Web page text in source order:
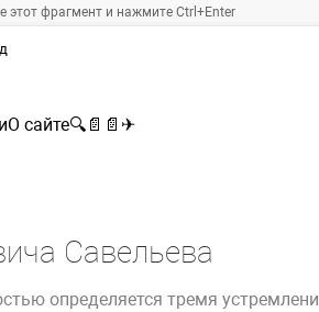
этот фрагмент и нажмите Ctrl+Enter
О сайте🔍 📄 📄 ✈
Савельева
определяется тремя